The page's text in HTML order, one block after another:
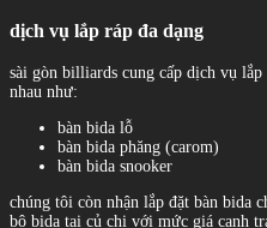
dịch vụ lắp ráp đa dạng
sài gòn billiards cung cấp dịch vụ
nhau như:
bàn bida lỗ
bàn bida phăng (carom)
bàn bida snooker
chúng tôi còn nhận lắp đặt bàn bida
bộ bida tại củ chi với mức giá cạnh